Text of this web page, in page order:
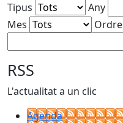
Tipus
Any
Mes
Ordre
RSS
L'actualitat a un clic
Agenda